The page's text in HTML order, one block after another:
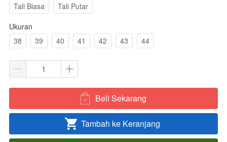
Tali Biasa
Tali Putar
Ukuran
38
39 40 41 42 43 44
` Beli Sekarang
` Tambah ke Keranjang